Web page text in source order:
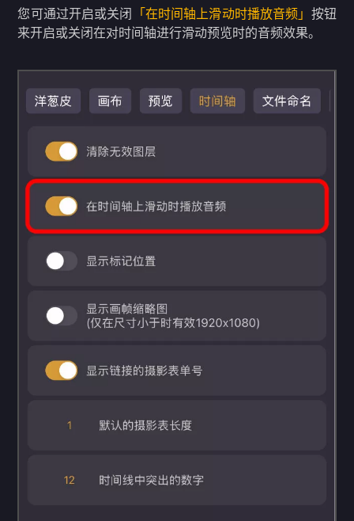
您可通过开启或关闭 「在时间轴上滑动时播放音频」 按钮
来开启或关闭在对时间轴进行滑动预览时的音频效果。